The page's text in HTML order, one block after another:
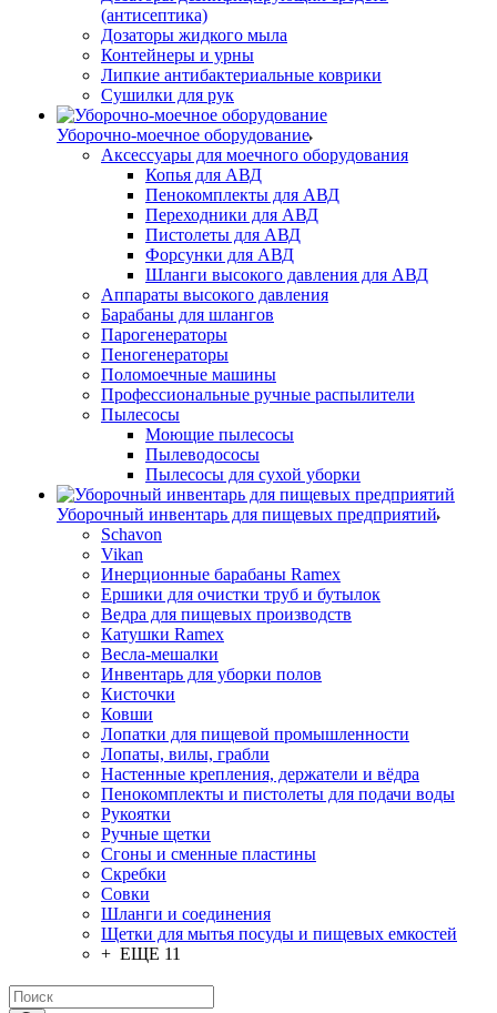
(антисептика)
Дозаторы жидкого мыла
Контейнеры и урны
Липкие антибактериальные коврики
Сушилки для рук
Уборочно-моечное оборудование
Аксессуары для моечного оборудования
Копья для АВД
Пенокомплекты для АВД
Переходники для АВД
Пистолеты для АВД
Форсунки для АВД
Шланги высокого давления для АВД
Аппараты высокого давления
Барабаны для шлангов
Парогенераторы
Пеногенераторы
Поломоечные машины
Профессиональные ручные распылители
Пылесосы
Моющие пылесосы
Пылеводососы
Пылесосы для сухой уборки
Уборочный инвентарь для пищевых предприятий
Schavon
Vikan
Инерционные барабаны Ramex
Ершики для очистки труб и бутылок
Ведра для пищевых производств
Катушки Ramex
Весла-мешалки
Инвентарь для уборки полов
Кисточки
Ковши
Лопатки для пищевой промышленности
Лопаты, вилы, грабли
Настенные крепления, держатели и вёдра
Пенокомплекты и пистолеты для подачи воды
Рукоятки
Ручные щетки
Сгоны и сменные пластины
Скребки
Совки
Шланги и соединения
Щетки для мытья посуды и пищевых емкостей
+ ЕЩЕ 11